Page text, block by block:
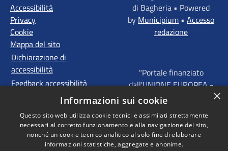
Accessibilità
Privacy
Cookie
Mappa del sito
Dichiarazione di
accessibilità
Feedback accessibilità
di Bagheria • Powered
by Municipium • Accesso
redazione
"Portale finanziato
dall'UNIONE EUROPEA -
FONDI STRUTTURALI
EUROPEI - Programma
Operativo FESR Sicilia
2014 - 2020 Agenda
×
Informazioni sui cookie
Questo sito web utilizza cookie tecnici e assimilati strettamente
necessari al corretto funzionamento e alla navigazione del sito,
nonché un cookie tecnico analitico al solo fine di elaborare
informazioni statistiche, aggregate e anonime.